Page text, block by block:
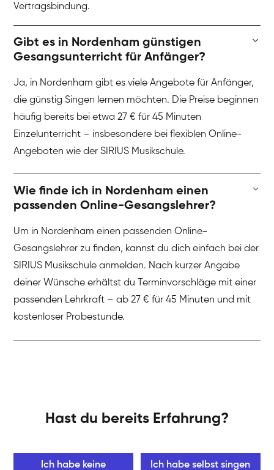
Vertragsbindung.
Gibt es in Nordenham günstigen
Gesangsunterricht für Anfänger?
Ja, in Nordenham gibt es viele Angebote für Anfänger,
die günstig Singen lernen möchten. Die Preise beginnen
häufig bereits bei etwa 27 € für 45 Minuten
Einzelunterricht – insbesondere bei flexiblen Online-
Angeboten wie der SIRIUS Musikschule.
Wie finde ich in Nordenham einen
passenden Online-Gesangslehrer?
Um in Nordenham einen passenden Online-
Gesangslehrer zu finden, kannst du dich einfach bei der
SIRIUS Musikschule anmelden. Nach kurzer Angabe
deiner Wünsche erhältst du Terminvorschläge mit einer
passenden Lehrkraft – ab 27 € für 45 Minuten und mit
kostenloser Probestunde.
Hast du bereits Erfahrung?
Ich habe keine Ich habe selbst singen